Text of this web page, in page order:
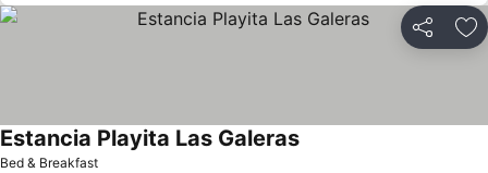
Compartir
Bed & Breakfast
Estancia Playita Las Galeras